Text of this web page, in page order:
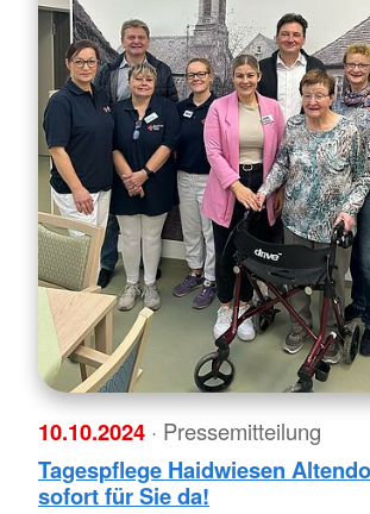
10.10.2024 · Pressemitteilung
Tagespflege Haidwiesen
sofort für Sie da!